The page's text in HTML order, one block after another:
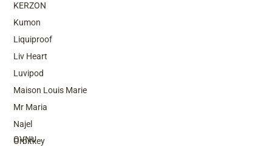
Top Brands
OVNU
KERZON
Kumon
Liquiproof
Liv Heart
Luvipod
Maison Louis Marie
Mr Maria
Najel
Orbitkey